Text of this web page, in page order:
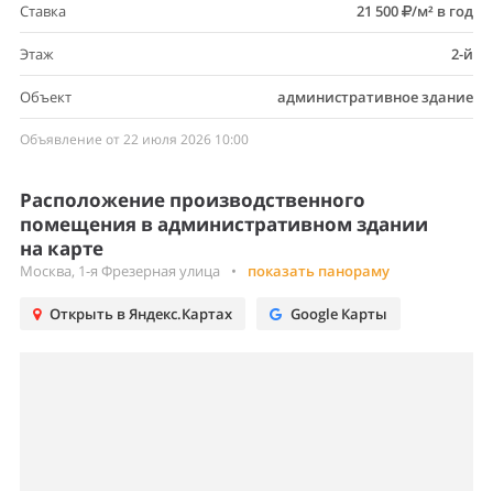
Ставка 21 500 /м² в год
Этаж 2-й
Объект административное здание
Объявление от 22 июля 2026 10:00
Расположение производственного
помещения в административном здании
на карте
Москва, 1-я Фрезерная улица • показать панораму
Открыть в Яндекс.Картах Google Карты